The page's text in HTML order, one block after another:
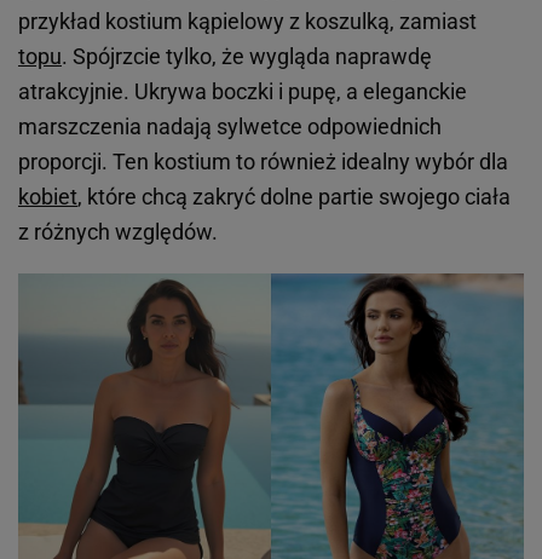
przykład kostium kąpielowy z koszulką, zamiast
topu. Spójrzcie tylko, że wygląda naprawdę
atrakcyjnie. Ukrywa boczki i pupę, a eleganckie
marszczenia nadają sylwetce odpowiednich
proporcji. Ten kostium to również idealny wybór dla
kobiet, które chcą zakryć dolne partie swojego ciała
z różnych względów.